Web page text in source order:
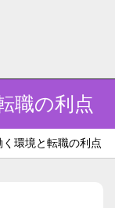
職の利点
環境と転職の利点